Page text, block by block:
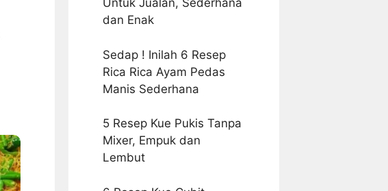
Untuk Jualan, Sederhana
dan Enak
Sedap ! Inilah 6 Resep
Rica Rica Ayam Pedas
Manis Sederhana
5 Resep Kue Pukis Tanpa
Mixer, Empuk dan
Lembut